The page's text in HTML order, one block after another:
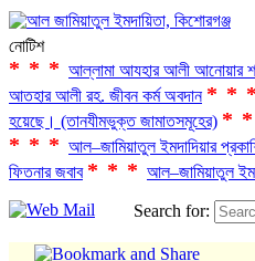
নোটিশ
*** আল্লামা আযহার আলী আনোয়ার
আতহার আলী রহ. জীবন কর্ম অবদান ***
হয়েছে। (তানযীমভুক্ত জামাতসমূহের)
*** আল–জামিয়াতুল ইমদাদিয়ার
ফিতনার জবাব *** আল–জামিয়াতুল
Search for: